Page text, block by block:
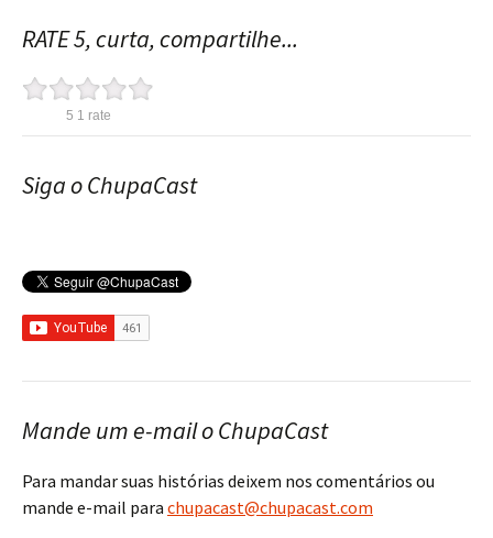
RATE 5, curta, compartilhe...
5 1 rate
Siga o ChupaCast
Mande um e-mail o ChupaCast
Para mandar suas histórias deixem nos comentários ou
mande e-mail para chupacast@chupacast.com